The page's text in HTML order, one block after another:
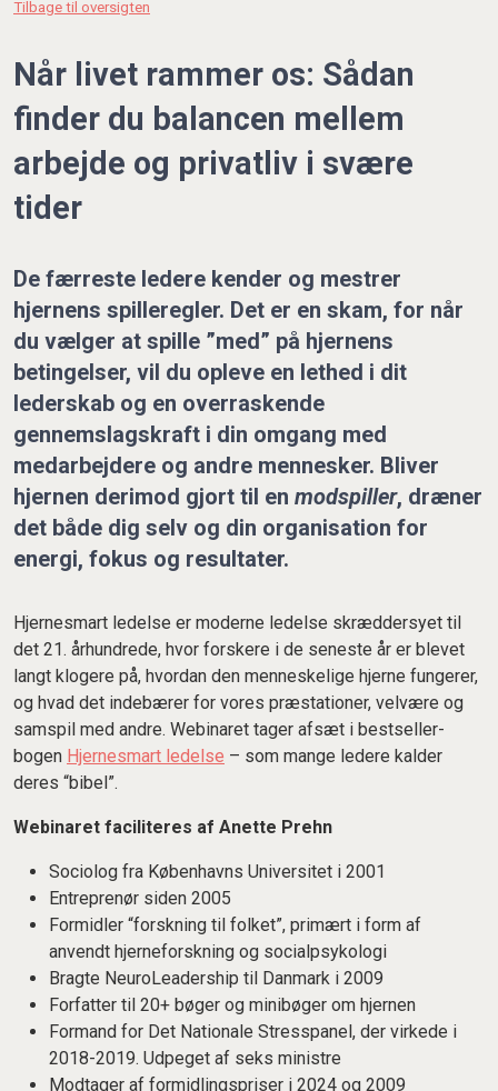
Tilbage til oversigten
Når livet rammer os: Sådan
finder du balancen mellem
arbejde og privatliv i svære
tider
De færreste ledere kender og mestrer
hjernens spilleregler. Det er en skam, for når
du vælger at spille ”med” på hjernens
betingelser, vil du opleve en lethed i dit
lederskab og en overraskende
gennemslagskraft i din omgang med
medarbejdere og andre mennesker. Bliver
hjernen derimod gjort til en modspiller, dræner
det både dig selv og din organisation for
energi, fokus og resultater.
Hjernesmart ledelse er moderne ledelse skræddersyet til
det 21. århundrede, hvor forskere i de seneste år er blevet
langt klogere på, hvordan den menneskelige hjerne fungerer,
og hvad det indebærer for vores præstationer, velvære og
samspil med andre. Webinaret tager afsæt i bestseller-
bogen Hjernesmart ledelse – som mange ledere kalder
deres “bibel”.
Webinaret faciliteres af Anette Prehn
Sociolog fra Københavns Universitet i 2001
Entreprenør siden 2005
Formidler “forskning til folket”, primært i form af
anvendt hjerneforskning og socialpsykologi
Bragte NeuroLeadership til Danmark i 2009
Forfatter til 20+ bøger og minibøger om hjernen
Formand for Det Nationale Stresspanel, der virkede i
2018-2019. Udpeget af seks ministre
Modtager af formidlingspriser i 2024 og 2009